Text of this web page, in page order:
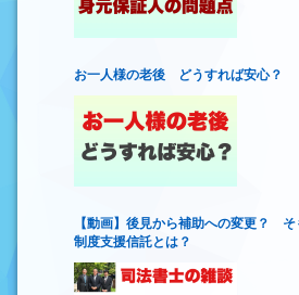
お一人様の老後 どうすれば安心？
【動画】後見から補助への変更？
制度支援信託とは？